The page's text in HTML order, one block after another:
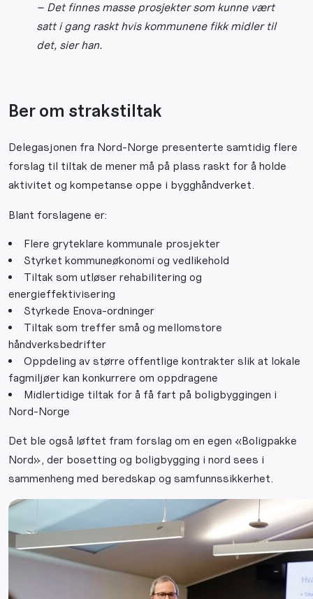
– Det finnes masse prosjekter som kunne vært
satt i gang raskt hvis kommunene fikk midler til
det, sier han.
Ber om strakstiltak
Delegasjonen fra Nord-Norge presenterte samtidig flere
forslag til tiltak de mener må på plass raskt for å holde
aktivitet og kompetanse oppe i bygghåndverket.
Blant forslagene er:
Flere gryteklare kommunale prosjekter
Styrket kommuneøkonomi og vedlikehold
Tiltak som utløser rehabilitering og
energieffektivisering
Styrkede Enova-ordninger
Tiltak som treffer små og mellomstore
håndverksbedrifter
Oppdeling av større offentlige kontrakter slik at lokale
fagmiljøer kan konkurrere om oppdragene
Midlertidige tiltak for å få fart på boligbyggingen i
Nord-Norge
Det ble også løftet fram forslag om en egen «Boligpakke
Nord», der bosetting og boligbygging i nord sees i
sammenheng med beredskap og samfunnssikkerhet.